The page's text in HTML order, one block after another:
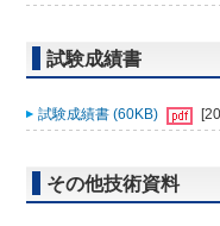
試験成績書
試験成績書 (60KB)
その他技術資料